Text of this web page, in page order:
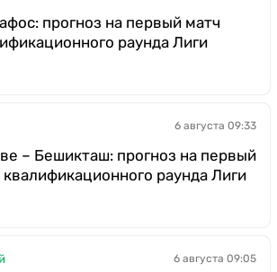
прогноз на первый матч
раунда Лиги
6 августа 09:33
– Бешикташ: прогноз на первый
квалификационного раунда Лиги
6 августа 09:05